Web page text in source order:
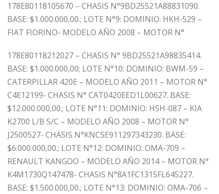
178E80118105670 – CHASIS N°9BD25521A88831090.
BASE: $1.000.000,00.; LOTE N°9: DOMINIO: HKH-529 –
FIAT FIORINO- MODELO AÑO 2008 – MOTOR N°
178E80118212027 – CHASIS N° 9BD25521A98835414.
BASE: $1.000.000,00; LOTE N°10: DOMINIO: BWM-59 –
CATERPILLAR 420E – MODELO AÑO 2011 – MOTOR N°
C4E12199- CHASIS N° CAT0420EED1L00627. BASE:
$12.000.000,00.; LOTE N°11: DOMINIO: HSH-087 – KIA
K2700 L/B S/C – MODELO AÑO 2008 – MOTOR N°
J2500527- CHASIS N°KNCSE911297343230. BASE:
$6.000.000,00.; LOTE N°12: DOMINIO: OMA-709 –
RENAULT KANGOO – MODELO AÑO 2014 – MOTOR N°
K4M1730Q147478- CHASIS N°8A1FC1315FL645227.
BASE: $1.500.000,00.; LOTE N°13: DOMINIO: OMA-706 –